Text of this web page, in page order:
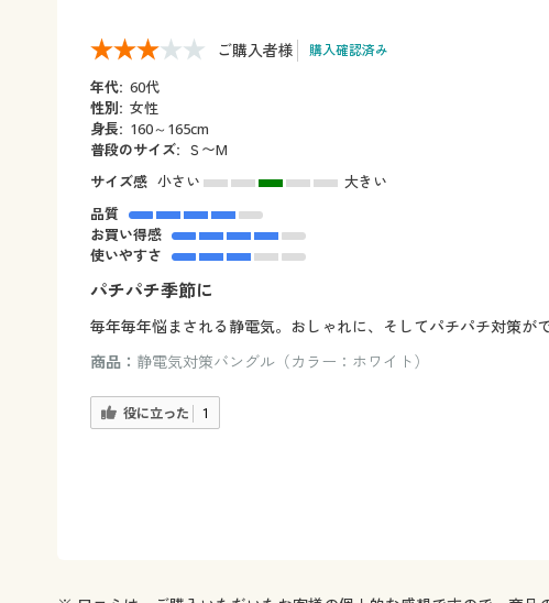
ご購入者様 購入確認済み
年代: 60代
性別: 女性
身長: 160～165cm
普段のサイズ: Ｓ〜М
サイズ感 小さい
大きい
品質
お買い得感
使いやすさ
パチパチ季節に
毎年毎年悩まされる静電気。おしゃれに、そしてパチパチ対策が
商品： 静電気対策バングル（カラー：ホワイト）
役に立った 1